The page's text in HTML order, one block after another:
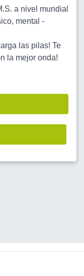
a nivel mundial
mental -
las pilas! Te
la mejor onda!